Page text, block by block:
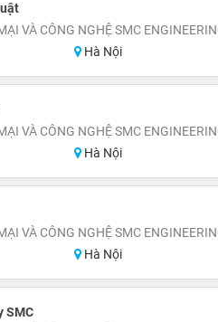
VÀ CÔNG NGHỆ SMC
Hà Nội
VÀ CÔNG NGHỆ SMC
Hà Nội
VÀ CÔNG NGHỆ SMC
Hà Nội
SMC